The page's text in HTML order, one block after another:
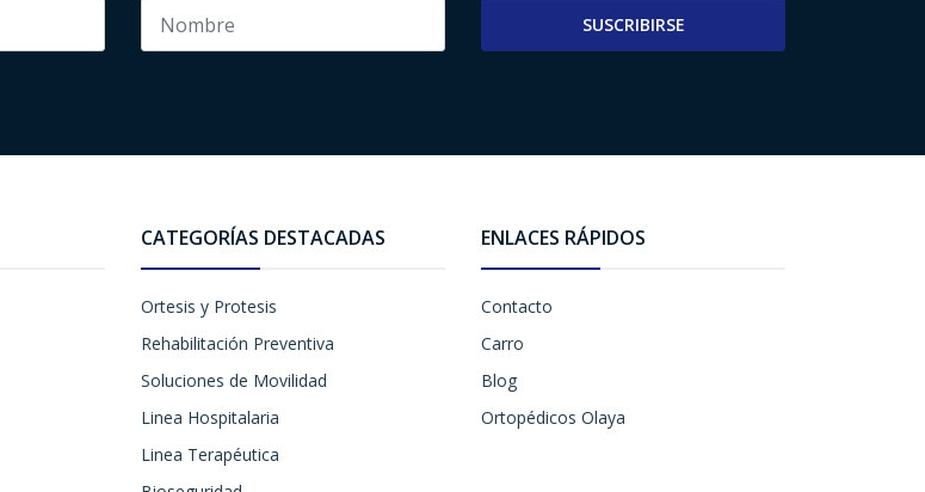
SUSCRIBIRSE
CATEGORÍAS DESTACADAS
Ortesis y Protesis
Rehabilitación Preventiva
Soluciones de Movilidad
Linea Hospitalaria
Linea Terapéutica
ENLACES RÁPIDOS
Contacto
Carro
Blog
Ortopédicos Olaya